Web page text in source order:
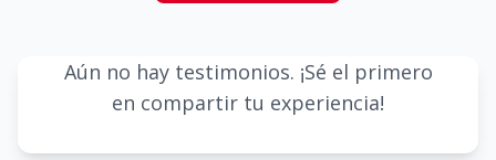
Aún no hay testimonios. ¡Sé el primero
en compartir tu experiencia!